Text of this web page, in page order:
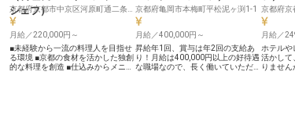
シェフ）
月給／220,000円～
■未経験から一流の料理人を目指せ
る環境 ■京都の食材を活かした独創
的な料理を創造 ■仕込みからメニュ
京都府亀岡市本梅町平松泥ヶ渕1-1
月給／400,000円～
昇給年1回、賞与は年2回の支給あ
り！月給は400,000円以上の好待遇
な職場なので、長く働いていただけ
月給／
ホテルや
活かして
りませ